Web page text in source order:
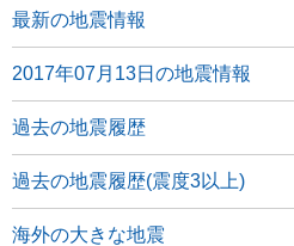
最新の地震情報
2017年07月13日の地震情報
過去の地震履歴
過去の地震履歴(震度3以上)
海外の大きな地震